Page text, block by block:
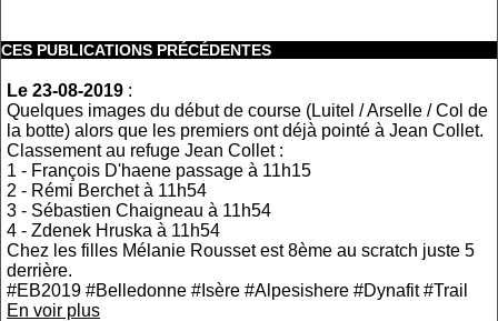
CES PUBLICATIONS PRÉCÉDENTES
Le 23-08-2019 :
Quelques images du début de course (Luitel / Arselle / Col de
la botte) alors que les premiers ont déjà pointé à Jean Collet.
Classement au refuge Jean Collet :
1 - François D'haene passage à 11h15
2 - Rémi Berchet à 11h54
3 - Sébastien Chaigneau à 11h54
4 - Zdenek Hruska à 11h54
Chez les filles Mélanie Rousset est 8ème au scratch juste 5
derrière.
#EB2019 #Belledonne #Isère #Alpesishere #Dynafit #Trail
En voir plus